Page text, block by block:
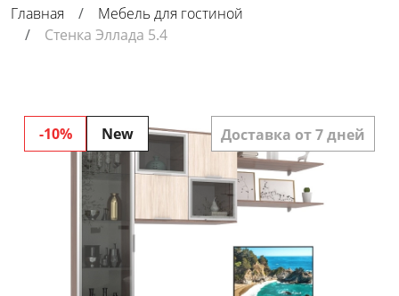
Главная
Мебель для гостиной
Стенка Эллада 5.4
-10% New Доставка от 7 дней